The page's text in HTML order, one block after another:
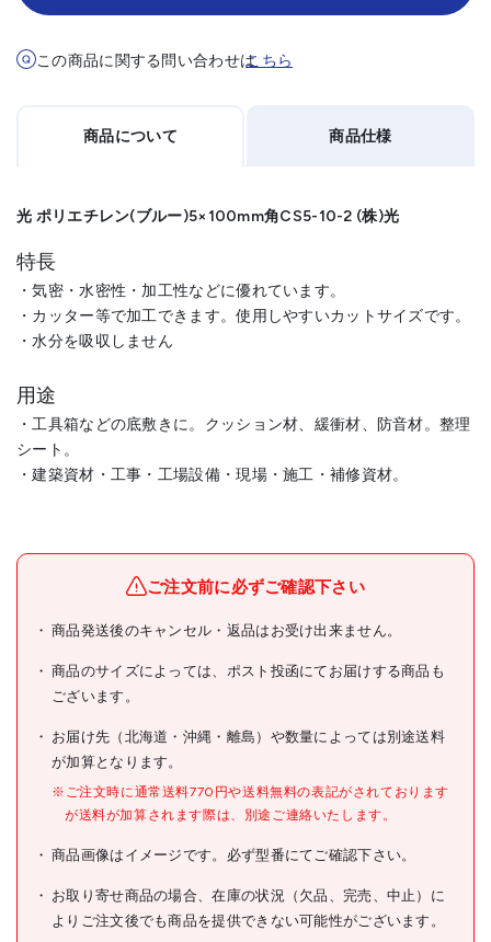
この商品に関する問い合わせはこちら
商品について
光 ポリエチレン(ブルー)5×100mm角CS5-10-2 (株)光
特長
・気密・水密性・加工性などに優れています。
・カッター等で加工できます。使用しやすいカットサイズです。
・水分を吸収しません
用途
・工具箱などの底敷きに。クッション材、緩衝材、防音材。整理
シート。
・建築資材・工事・工場設備・現場・施工・補修資材。
商品仕様
ブランド名 光
商品名
光 ポリエチレン(ブル
ー)5×100mm角
型式 CS5-10-2
JANコード
●色:ブルー
●厚さ(mm):5
●長さ(mm):100
●横(mm):100
●使用温度範囲:0～70℃
ご注文前に必ずご確認下さい
商品発送後のキャンセル・返品はお受け出来ません。
商品のサイズによっては、ポスト投函にてお届けする商品も
ございます。
お届け先（北海道・沖縄・離島）や数量によっては別途送料
が加算となります。
※ご注文時に通常送料770円や送料無料の表記がされております
が送料が加算されます際は、別途ご連絡いたします。
商品画像はイメージです。必ず型番にてご確認下さい。
お取り寄せ商品の場合、在庫の状況（欠品、完売、中止）に
よりご注文後でも商品を提供できない可能性がございます。